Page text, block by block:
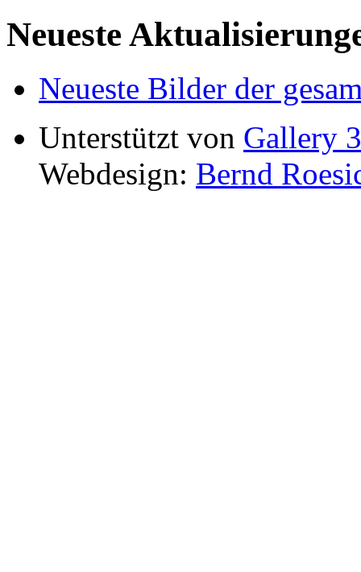
Neueste
Neueste Bilder der
Unterstützt von Gallery
Webdesign: Bernd